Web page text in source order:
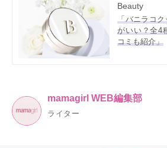
Beauty
「バニラコ
がいい？全4
コミも紹介」
mamagirl WEB編集部
ライター